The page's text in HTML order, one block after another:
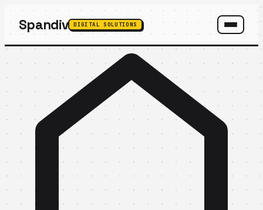
Spandiv DIGITAL SOLUTIONS
SPANDIV ASSISTANT